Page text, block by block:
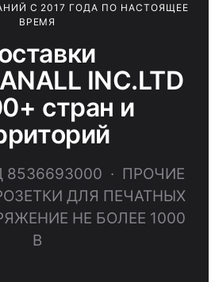
С 2017 ГОДА ПО НАСТОЯЩЕЕ
ВРЕМЯ
INC.LTD
стран и
8536693000 · ПРОЧИЕ
ДЛЯ ПЕЧАТНЫХ
НЕ БОЛЕЕ 1000
В